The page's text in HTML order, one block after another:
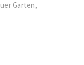
Garten,
den ca. 3,5 km